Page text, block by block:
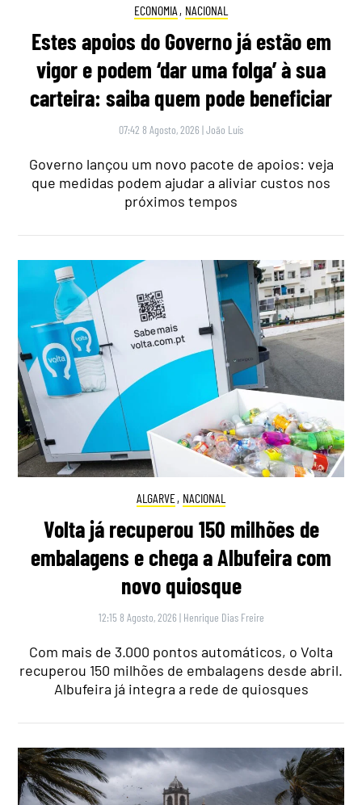
ECONOMIA , NACIONAL
Estes apoios do Governo já estão em
vigor e podem ‘dar uma folga’ à sua
carteira: saiba quem pode beneficiar
07:42 8 Agosto, 2026 |João Luís
Governo lançou um novo pacote de apoios: veja
que medidas podem ajudar a aliviar custos nos
próximos tempos
ALGARVE, NACIONAL
Volta já recuperou 150 milhões de
embalagens e chega a Albufeira com
novo quiosque
12:15 8 Agosto, 2026 | Henrique Dias Freire
Com mais de 3.000 pontos automáticos, o Volta
recuperou 150 milhões de embalagens desde abril.
Albufeira já integra a rede de quiosques